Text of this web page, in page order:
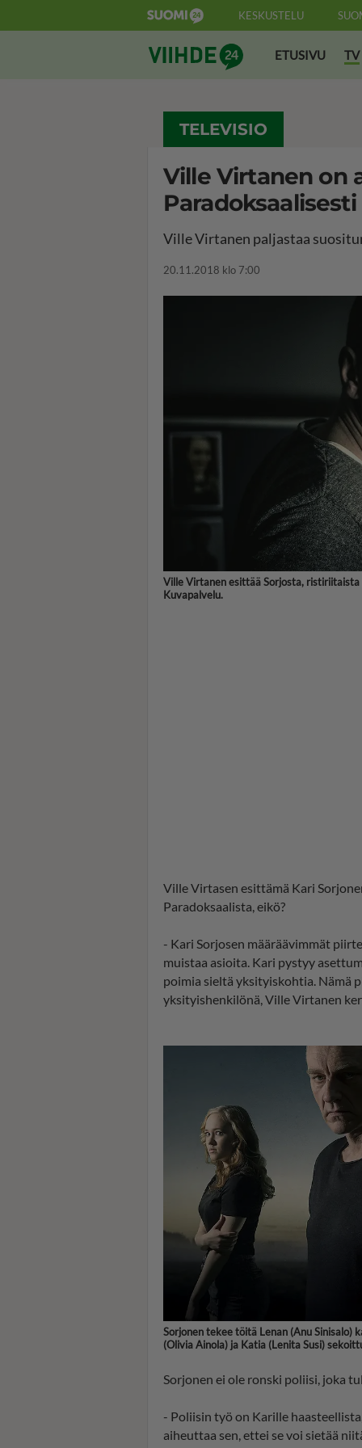
KESKUSTELU
Suomi24 ViihdeETUSIVU TV
TELEVISIO
Ville Virtanen on
Ville Virtanen paljastaa
20.11.2018 klo 7:00
Ville Virtanen esittää Sorjosta,
Kuvapalvelu.
Ville Virtasen esittämä Kari
Paradoksaalista, eikö?
- Kari Sorjosen määräävimmät
muistaa asioita. Kari pystyy
poimia sieltä yksityiskohtia. Nämä
yksityishenkilönä, Ville Virtanen
Sorjonen tekee töitä Lenan (Anu Sinisalo)
(Olivia Ainola) ja Katia (Lenita Susi)
Sorjonen ei ole ronski poliisi, joka
- Poliisin työ on Karille
aiheuttaa sen, ettei se voi sietää